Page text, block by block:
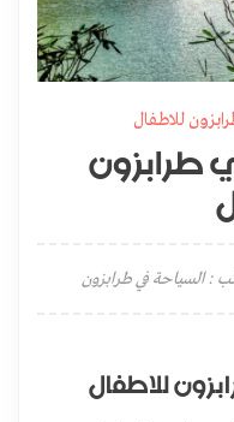
للاطفال
طرابزون
: السياحة في طرابزون
للاطفال